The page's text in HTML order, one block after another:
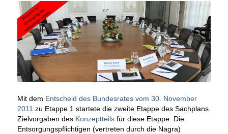
Mit dem Entscheid des Bundesrates vom 30. November
2011 zu Etappe 1 startete die zweite Etappe des Sachplans.
Zielvorgaben des Konzeptteilsfür diese Etappe: Die
Entsorgungspflichtigen (vertreten durch die Nagra)